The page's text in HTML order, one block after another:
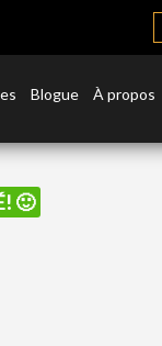
Blogue À propos
🙂